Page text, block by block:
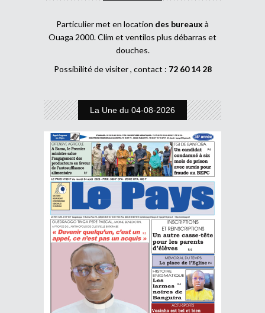
Particulier met en location des bureaux à
Ouaga 2000. Clim et ventilos plus débarras et
douches.
Possibilité de visiter , contact : 72 60 14 28
La Une du 04-08-2026